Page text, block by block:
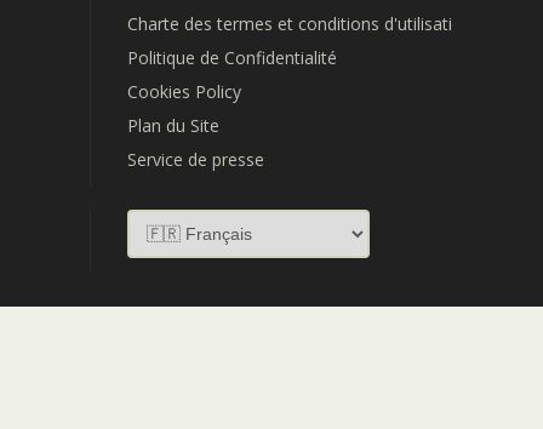
Charte des termes et conditions d'utilisation
Politique de Confidentialité
Cookies Policy
Plan du Site
Service de presse